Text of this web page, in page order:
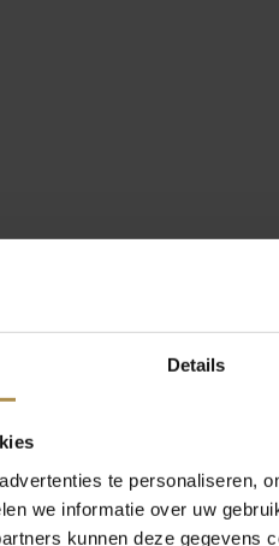
Details
te personaliseren,
we informatie over uw
kunnen deze gegevens